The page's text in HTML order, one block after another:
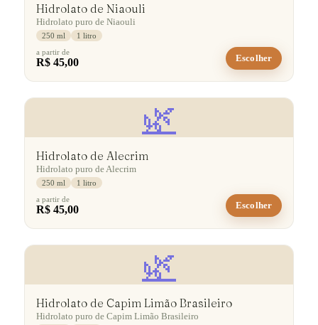
Hidrolato de Niaouli
Hidrolato puro de Niaouli
250 ml
1 litro
a partir de
R$ 45,00 Escolher
🌿
Hidrolato de Alecrim
Hidrolato puro de Alecrim
250 ml
1 litro
a partir de
R$ 45,00 Escolher
🌿
Hidrolato de Capim Limão Brasileiro
Hidrolato puro de Capim Limão Brasileiro